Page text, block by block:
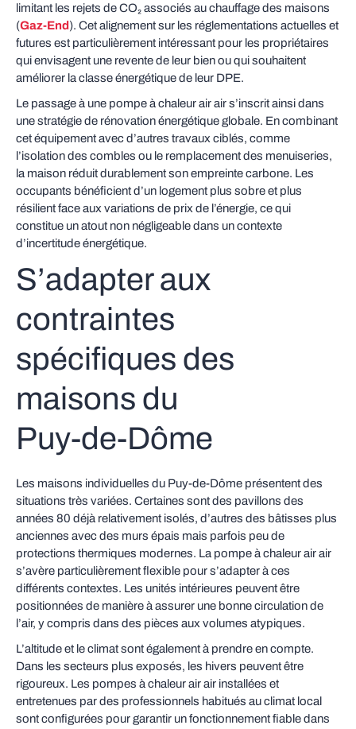
limitant les rejets de CO₂ associés au chauffage des maisons
(Gaz-End). Cet alignement sur les réglementations actuelles et
futures est particulièrement intéressant pour les propriétaires
qui envisagent une revente de leur bien ou qui souhaitent
améliorer la classe énergétique de leur DPE.
Le passage à une pompe à chaleur air air s’inscrit ainsi dans
une stratégie de rénovation énergétique globale. En combinant
cet équipement avec d’autres travaux ciblés, comme
l’isolation des combles ou le remplacement des menuiseries,
la maison réduit durablement son empreinte carbone. Les
occupants bénéficient d’un logement plus sobre et plus
résilient face aux variations de prix de l’énergie, ce qui
constitue un atout non négligeable dans un contexte
d’incertitude énergétique.
S’adapter aux
contraintes
spécifiques des
maisons du
Puy‑de‑Dôme
Les maisons individuelles du Puy‑de‑Dôme présentent des
situations très variées. Certaines sont des pavillons des
années 80 déjà relativement isolés, d’autres des bâtisses plus
anciennes avec des murs épais mais parfois peu de
protections thermiques modernes. La pompe à chaleur air air
s’avère particulièrement flexible pour s’adapter à ces
différents contextes. Les unités intérieures peuvent être
positionnées de manière à assurer une bonne circulation de
l’air, y compris dans des pièces aux volumes atypiques.
L’altitude et le climat sont également à prendre en compte.
Dans les secteurs plus exposés, les hivers peuvent être
rigoureux. Les pompes à chaleur air air installées et
entretenues par des professionnels habitués au climat local
sont configurées pour garantir un fonctionnement fiable dans